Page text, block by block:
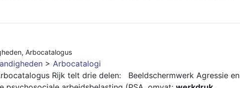
, Arbocatalogus
> Arbocatalogi
Rijk telt drie delen: Beeldschermwerk Agressie en